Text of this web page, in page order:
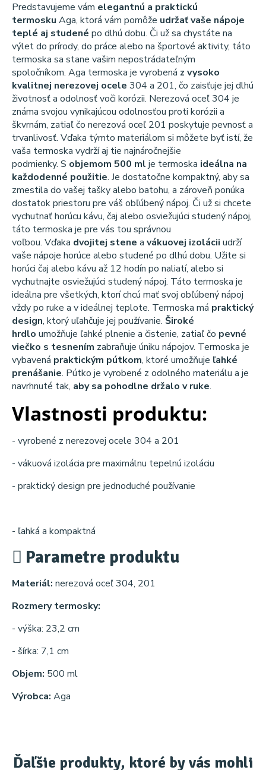
Predstavujeme vám elegantnú a praktickú
termosku Aga, ktorá vám pomôže udržať vaše nápoje
teplé aj studené po dlhú dobu. Či už sa chystáte na
výlet do prírody, do práce alebo na športové aktivity, táto
termoska sa stane vašim nepostrádateľným
spoločníkom. Aga termoska je vyrobená z vysoko
kvalitnej nerezovej ocele 304 a 201, čo zaisťuje jej dlhú
životnosť a odolnosť voči korózii. Nerezová oceľ 304 je
známa svojou vynikajúcou odolnosťou proti korózii a
škvrnám, zatiaľ čo nerezová oceľ 201 poskytuje pevnosť a
trvanlivosť. Vďaka týmto materiálom si môžete byť istí, že
vaša termoska vydrží aj tie najnáročnejšie
podmienky. S objemom 500 ml je termoska ideálna na
každodenné použitie. Je dostatočne kompaktný, aby sa
zmestila do vašej tašky alebo batohu, a zároveň ponúka
dostatok priestoru pre váš obľúbený nápoj. Či už si chcete
vychutnať horúcu kávu, čaj alebo osviežujúci studený nápoj,
táto termoska je pre vás tou správnou
voľbou. Vďaka dvojitej stene a vákuovej izolácii udrží
vaše nápoje horúce alebo studené po dlhú dobu. Užite si
horúci čaj alebo kávu až 12 hodín po naliatí, alebo si
vychutnajte osviežujúci studený nápoj. Táto termoska je
ideálna pre všetkých, ktorí chcú mať svoj obľúbený nápoj
vždy po ruke a v ideálnej teplote. Termoska má praktický
design, ktorý uľahčuje jej používanie. Široké
hrdlo umožňuje ľahké plnenie a čistenie, zatiaľ čo pevné
viečko s tesnením zabraňuje úniku nápojov. Termoska je
vybavená praktickým pútkom, ktoré umožňuje ľahké
prenášanie. Pútko je vyrobené z odolného materiálu a je
navrhnuté tak, aby sa pohodlne držalo v ruke.
Vlastnosti produktu:
- vyrobené z nerezovej ocele 304 a 201
- vákuová izolácia pre maximálnu tepelnú izoláciu
- praktický design pre jednoduché používanie
- ľahká a kompaktná
Parametre produktu
Materiál: nerezová oceľ 304, 201
Rozmery termosky:
- výška: 23,2 cm
- šírka: 7,1 cm
Objem: 500 ml
Výrobca: Aga
Ďaľšie produkty, ktoré by vás mohli